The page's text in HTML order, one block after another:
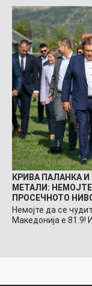
КРИВА ПАЛАНКА
МЕТАЛИ:
ПРОСЕЧНОТО
Немојте да се
Македонија е 81.9!